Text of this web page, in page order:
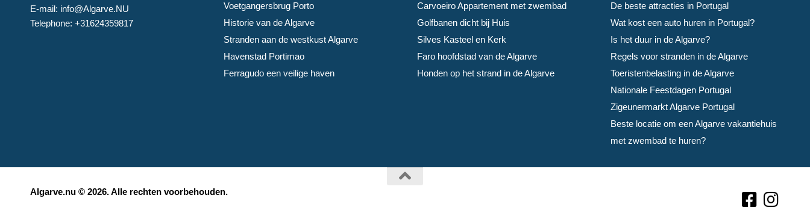
E-mail: info@Algarve.NU
Telephone: +31624359817
Voetgangersbrug Porto
Historie van de Algarve
Stranden aan de westkust Algarve
Havenstad Portimao
Ferragudo een veilige haven
Carvoeiro Appartement met zwembad
Golfbanen dicht bij Huis
Silves Kasteel en Kerk
Faro hoofdstad van de Algarve
Honden op het strand in de Algarve
De beste attracties in Portugal
Wat kost een auto huren in Portugal?
Is het duur in de Algarve?
Regels voor stranden in de Algarve
Toeristenbelasting in de Algarve
Nationale Feestdagen Portugal
Zigeunermarkt Algarve Portugal
Beste locatie om een Algarve vakantiehuis
met zwembad te huren?
Algarve.nu © 2026. Alle rechten voorbehouden.